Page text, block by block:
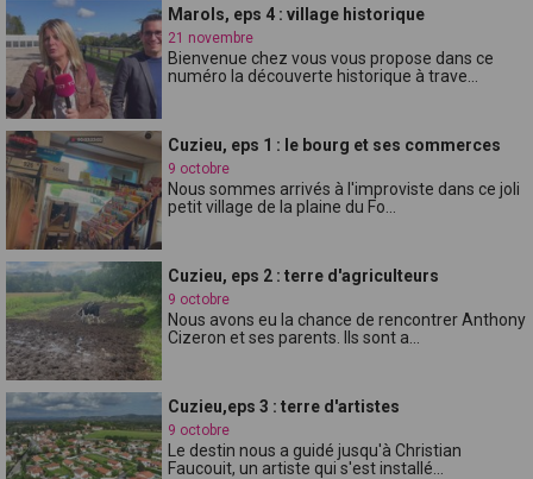
Marols, eps 4 : village historique
21 novembre
Bienvenue chez vous vous propose dans ce
numéro la découverte historique à trave...
Cuzieu, eps 1 : le bourg et ses commerces
9 octobre
Nous sommes arrivés à l'improviste dans ce joli
petit village de la plaine du Fo...
Cuzieu, eps 2 : terre d'agriculteurs
9 octobre
Nous avons eu la chance de rencontrer Anthony
Cizeron et ses parents. Ils sont a...
Cuzieu,eps 3 : terre d'artistes
9 octobre
Le destin nous a guidé jusqu'à Christian
Faucouit, un artiste qui s'est installé...